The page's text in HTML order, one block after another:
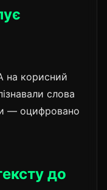
на корисний
слова
— оцифровано
до